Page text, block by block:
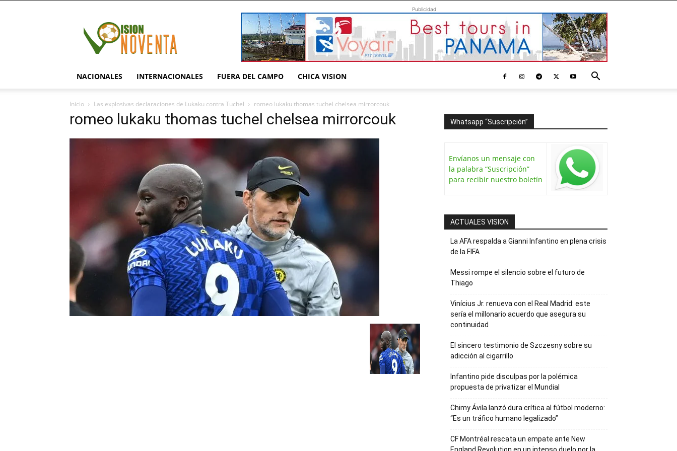
Publicidad
NACIONALES INTERNACIONALES FUERA DEL CAMPO CHICA VISION
Inicio Las explosivas declaraciones de Lukaku contra Tuchel romeo lukaku thomas tuchel chelsea mirrorcouk
romeo lukaku thomas tuchel chelsea mirrorcouk Whatsapp “Suscripción”
Envíanos un mensaje con
la palabra “Suscripción”
para recibir nuestro boletín
ACTUALES VISION
La AFA respalda a Gianni Infantino en plena crisis
de la FIFA
Messi rompe el silencio sobre el futuro de
Thiago
Vinícius Jr. renueva con el Real Madrid: este
sería el millonario acuerdo que asegura su
continuidad
El sincero testimonio de Szczesny sobre su
adicción al cigarrillo
Infantino pide disculpas por la polémica
propuesta de privatizar el Mundial
Chimy Ávila lanzó dura crítica al fútbol moderno:
“Es un tráfico humano legalizado”
CF Montréal rescata un empate ante New